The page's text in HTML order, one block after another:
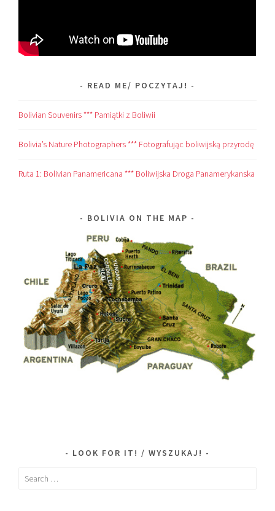
READ ME/ POCZYTAJ!
Bolivian Souvenirs *** Pamiątki z Boliwii
Bolivia’s Nature Photographers *** Fotografując boliwijską przyrodę
Ruta 1: Bolivian Panamericana *** Boliwijska Droga Panamerykanska
BOLIVIA ON THE MAP
LOOK FOR IT! / WYSZUKAJ!
Search